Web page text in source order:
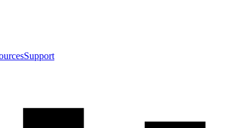
Support